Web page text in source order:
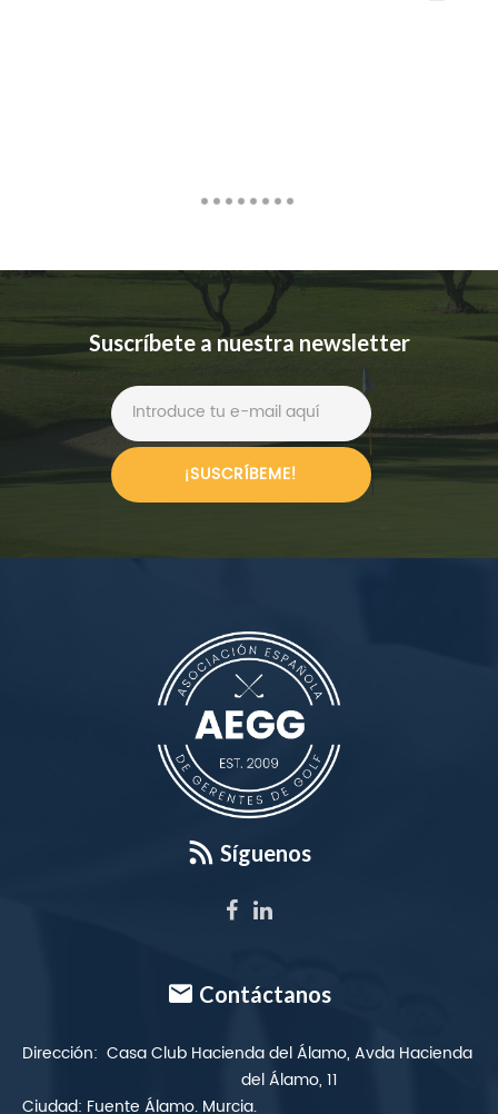
Suscríbete a nuestra newsletter
¡SUSCRÍBEME!
Síguenos
Contáctanos
Dirección: Casa Club Hacienda del Álamo, Avda Hacienda
del Álamo, 11
Ciudad: Fuente Álamo. Murcia.